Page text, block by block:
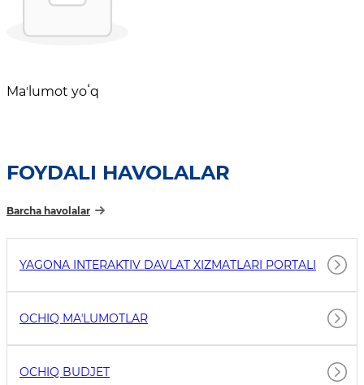
Maʼlumot yoʻq
FOYDALI HAVOLALAR
Barcha havolalar
YAGONA INTERAKTIV DAVLAT XIZMATLARI PORTALI
OCHIQ MAʼLUMOTLAR
OCHIQ BUDJET